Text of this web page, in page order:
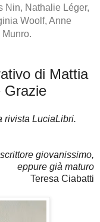
Nin, Nathalie Léger,
Woolf, Anne
di Mattia
Grazie
rivista LuciaLibri.
giovanissimo,
eppure già maturo
Teresa Ciabatti